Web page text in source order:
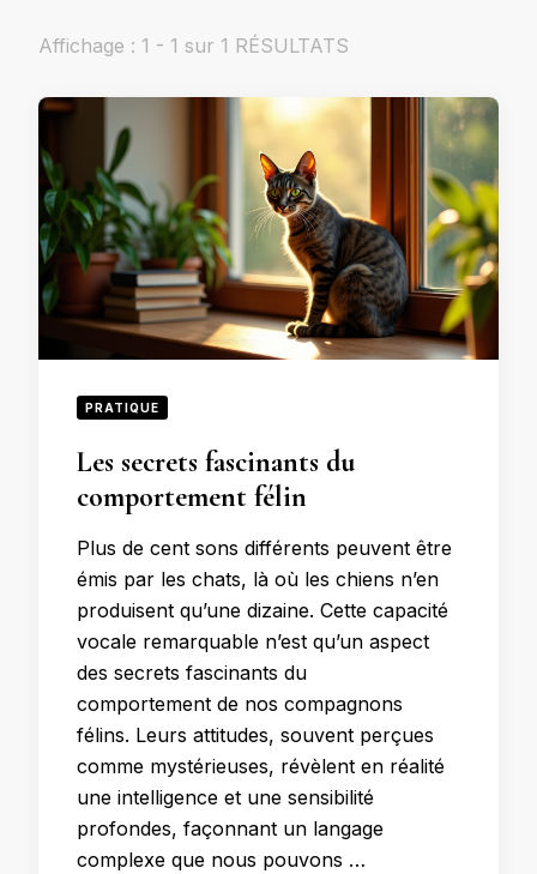
Affichage : 1 - 1 sur 1 RÉSULTATS
PRATIQUE
Les secrets fascinants du
comportement félin
Plus de cent sons différents peuvent être
émis par les chats, là où les chiens n’en
produisent qu’une dizaine. Cette capacité
vocale remarquable n’est qu’un aspect
des secrets fascinants du
comportement de nos compagnons
félins. Leurs attitudes, souvent perçues
comme mystérieuses, révèlent en réalité
une intelligence et une sensibilité
profondes, façonnant un langage
complexe que nous pouvons …